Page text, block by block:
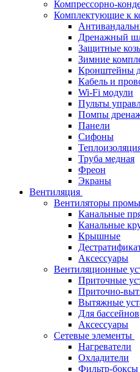
Компрессорно-
Комплектующие к
Дренажный
Защитные
Зимние
Кронштейны
Кабель и
Wi-Fi модули
Пульты
Помпы
Панели
Сифоны
Труба медная
Фреон
Экраны
Вентиляция
Вентиляторы
Канальные
Канальные
Крышные
Аксессуары
Вентиляционные
Приточные
Приточно-
Вытяжные
Для бассейнов
Аксессуары
Сетевые элементы
Нагреватели
Охладители
Фильтр-боксы